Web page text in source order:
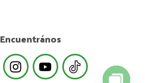
Encuentrános